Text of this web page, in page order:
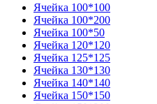
Ячейка 100*100
Ячейка 100*200
Ячейка 100*50
Ячейка 120*120
Ячейка 125*125
Ячейка 130*130
Ячейка 140*140
Ячейка 150*150